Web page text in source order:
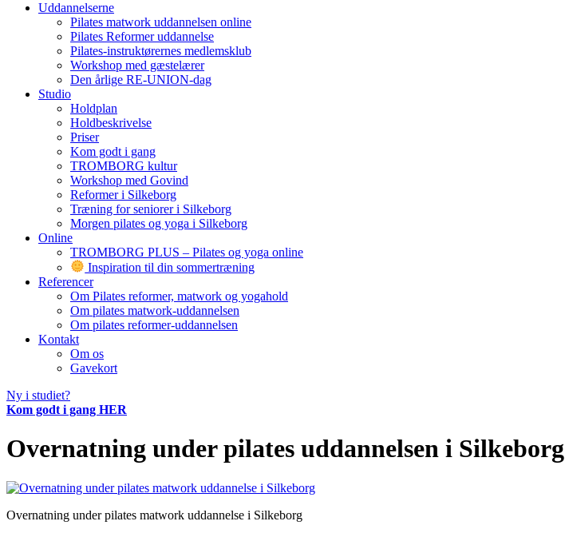
Uddannelserne
Pilates matwork uddannelsen online
Pilates Reformer uddannelse
Pilates-instruktørernes medlemsklub
Workshop med gæstelærer
Den årlige RE-UNION-dag
Studio
Holdplan
Holdbeskrivelse
Priser
Kom godt i gang
TROMBORG kultur
Workshop med Govind
Reformer i Silkeborg
Træning for seniorer i Silkeborg
Morgen pilates og yoga i Silkeborg
Online
TROMBORG PLUS – Pilates og yoga online
Inspiration til din sommertræning
Referencer
Om Pilates reformer, matwork og yogahold
Om pilates matwork-uddannelsen
Om pilates reformer-uddannelsen
Kontakt
Om os
Gavekort
Ny i studiet?
Kom godt i gang HER
Overnatning under pilates uddannelsen i Silkeborg
Overnatning under pilates matwork uddannelse i Silkeborg